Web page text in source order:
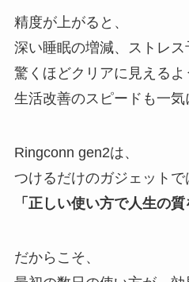
精度が上がると、
深い睡眠の増減、ストレ
驚くほどクリアに見えるよ
生活改善のスピードも一気
Ringconn gen2は、
つけるだけのガジェットで
「正しい使い方で人生の質
だからこそ、